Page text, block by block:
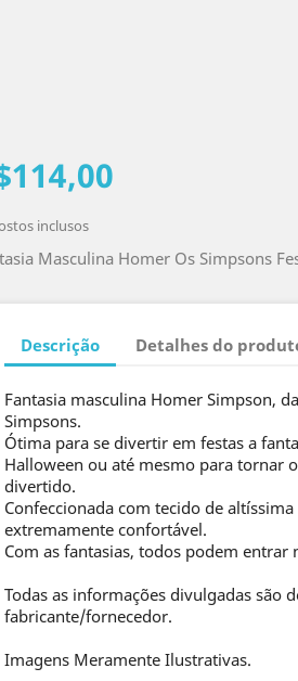
inclusos
Masculina Homer Os Simpsons
Descrição Detalhes do
Fantasia masculina Homer Simpson,
Simpsons.
Ótima para se divertir em festas a
Halloween ou até mesmo para tornar
divertido.
Confeccionada com tecido de
extremamente confortável.
Com as fantasias, todos podem entrar
Todas as informações divulgadas são
fabricante/fornecedor.
Imagens Meramente Ilustrativas.